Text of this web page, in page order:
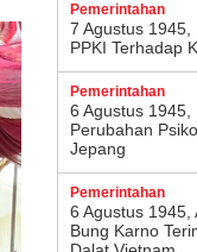
Pemerintahan
7 Agustus
PPKI Terhadap
Pemerintahan
6 Agustus
Perubahan
Jepang
Pemerintahan
6 Agustus 1945,
Bung Karno